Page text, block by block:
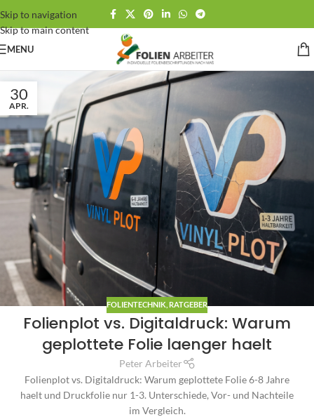
Skip to navigation
Skip to main content
MENU
30
APR.
FOLIENTECHNIK RATGEBER
Folienplot vs. Digitaldruck: Warum
geplottete Folie laenger haelt
Peter Arbeiter
Folienplot vs. Digitaldruck: Warum geplottete Folie 6-8 Jahre
haelt und Druckfolie nur 1-3. Unterschiede, Vor- und Nachteile
im Vergleich.